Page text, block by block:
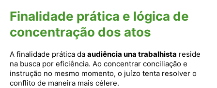
Finalidade prática e lógica de
concentração dos atos
A finalidade prática da audiência una trabalhista reside
na busca por eficiência. Ao concentrar conciliação e
instrução no mesmo momento, o juízo tenta resolver o
conflito de maneira mais célere.